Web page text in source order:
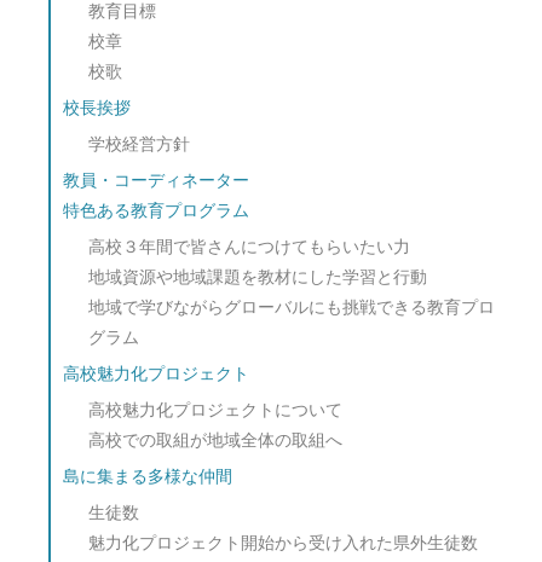
教育目標
校章
校歌
校長挨拶
学校経営方針
教員・コーディネーター
特色ある教育プログラム
高校３年間で皆さんにつけてもらいたい力
地域資源や地域課題を教材にした学習と行動
地域で学びながらグローバルにも挑戦できる教育プロ
グラム
高校魅力化プロジェクト
高校魅力化プロジェクトについて
高校での取組が地域全体の取組へ
島に集まる多様な仲間
生徒数
魅力化プロジェクト開始から受け入れた県外生徒数